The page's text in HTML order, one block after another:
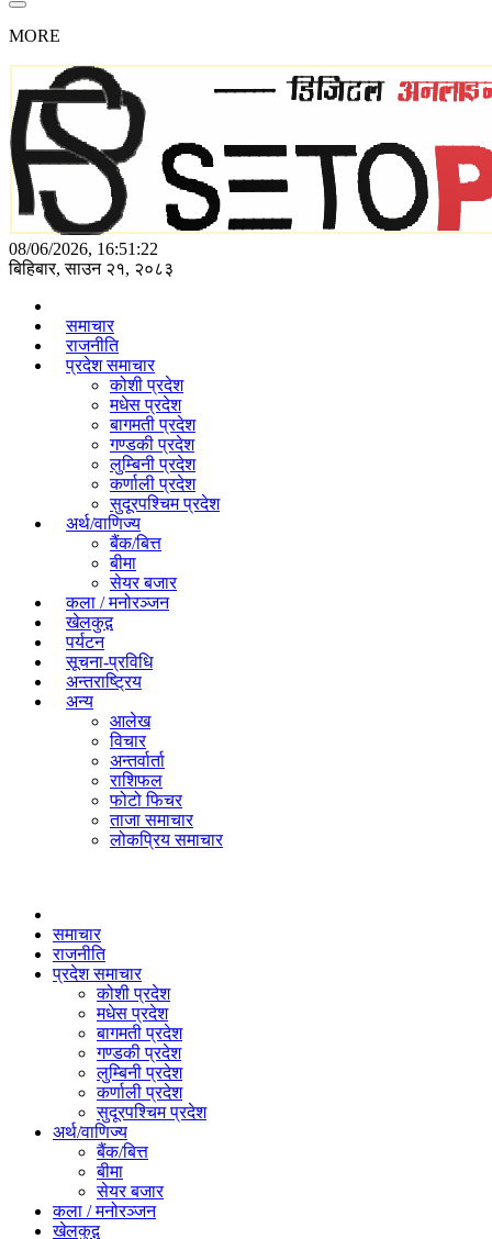
MORE
08/06/2026, 16:51:22
बिहिबार, साउन २१, २०८३
समाचार
राजनीति
प्रदेश समाचार
कोशी प्रदेश
मधेस प्रदेश
बागमती प्रदेश
गण्डकी प्रदेश
लुम्बिनी प्रदेश
कर्णाली प्रदेश
सुदूरपश्चिम प्रदेश
अर्थ/वाणिज्य
बैंक/बित्त
बीमा
सेयर बजार
कला / मनोरञ्जन
खेलकुद़़
पर्यटन
सूचना-प्रविधि
अन्तराष्ट्रिय
अन्य
आलेख
विचार
अन्तर्वार्ता
राशिफल
फोटो फिचर
ताजा समाचार
लोकप्रिय समाचार
समाचार
राजनीति
प्रदेश समाचार
कोशी प्रदेश
मधेस प्रदेश
बागमती प्रदेश
गण्डकी प्रदेश
लुम्बिनी प्रदेश
कर्णाली प्रदेश
सुदूरपश्चिम प्रदेश
अर्थ/वाणिज्य
बैंक/बित्त
बीमा
सेयर बजार
कला / मनोरञ्जन
खेलकुद़़